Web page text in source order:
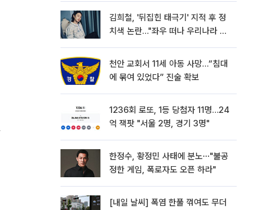
김희철, '뒤집힌 태극기' 지적 후 정
치색 논란…"좌우 떠나 우리나라 국
천안 교회서 11세 아동 사망…“침대
에 묶여 있었다” 진술 확보
1236회 로또, 1등 당첨자 11명…24
억 잭팟 "서울 2명, 경기 3명"
한정수, 황정민 사태에 분노⋯"불공
정한 게임, 폭로자도 오픈 하라"
[내일 날씨] 폭염 한풀 꺾여도 무더